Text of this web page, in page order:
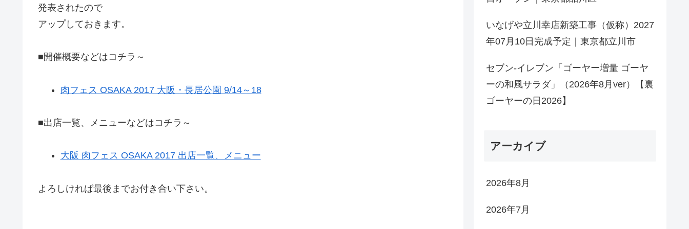
発表されたので
アップしておきます。
■開催概要などはコチラ～
肉フェス OSAKA 2017 大阪・長居公園 9/14～18
■出店一覧、メニューなどはコチラ～
大阪 肉フェス OSAKA 2017 出店一覧、メニュー
よろしければ最後までお付き合い下さい。
いなげや立川幸店新築工事（仮称）2027
年07月10日完成予定｜東京都立川市
セブン-イレブン「ゴーヤー増量 ゴーヤ
ーの和風サラダ」（2026年8月ver）【裏
ゴーヤーの日2026】
アーカイブ
2026年8月
2026年7月